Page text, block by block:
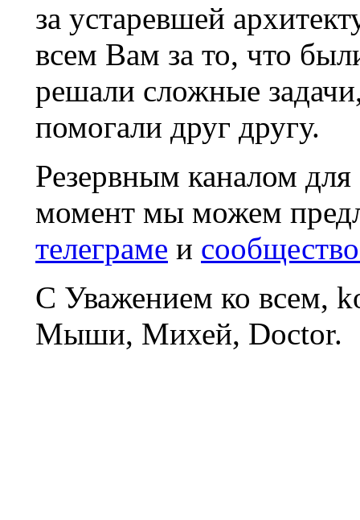
за устаревшей
всем Вам за то, что
решали сложные
помогали друг другу.
Резервным каналом
момент мы можем
телеграме и
С Уважением ко всем,
Мыши, Михей, Doctor.